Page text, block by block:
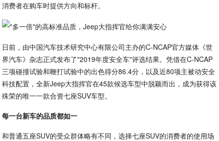
消费者在购车时提供方向和标杆。
日前，由中国汽车技术研究中心有限公司主办的C-NCAP官方媒体《世
界汽车》杂志正式发布了"2019年度安全车"评选结果。凭借在C-NCAP
三项碰撞试验和鞭打试验中的出色得分86.4分，以及近80项主被动安全
科技配置，全新Jeep大指挥官在45款候选车型中脱颖而出，成为获得该
殊荣的唯一一款合资七座SUV车型。
每一台新车的品质都如一
和普通五座SUV的受众群体略有不同，选择七座SUV的消费者的使用场